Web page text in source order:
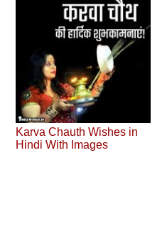
Karva Chauth Wishes in
Hindi With Images